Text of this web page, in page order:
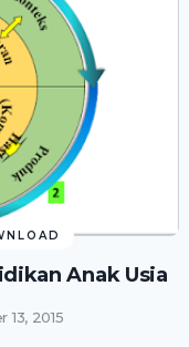
Anak Usia
13, 2015